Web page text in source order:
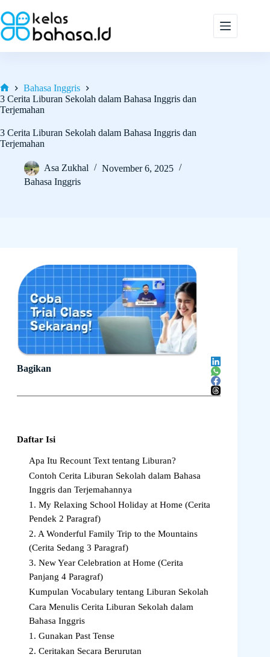
to
content
Home
Bahasa Inggris
3 Cerita Liburan Sekolah dalam Bahasa Inggris dan
Terjemahan
3 Cerita Liburan Sekolah dalam Bahasa Inggris dan
Terjemahan
Asa Zukhal
November 6, 2025
Bahasa Inggris
Bagikan
Daftar Isi
Apa Itu Recount Text tentang Liburan?
Contoh Cerita Liburan Sekolah dalam Bahasa
Inggris dan Terjemahannya
1. My Relaxing School Holiday at Home (Cerita
Pendek 2 Paragraf)
2. A Wonderful Family Trip to the Mountains
(Cerita Sedang 3 Paragraf)
3. New Year Celebration at Home (Cerita
Panjang 4 Paragraf)
Kumpulan Vocabulary tentang Liburan Sekolah
Cara Menulis Cerita Liburan Sekolah dalam
Bahasa Inggris
1. Gunakan Past Tense
2. Ceritakan Secara Berurutan